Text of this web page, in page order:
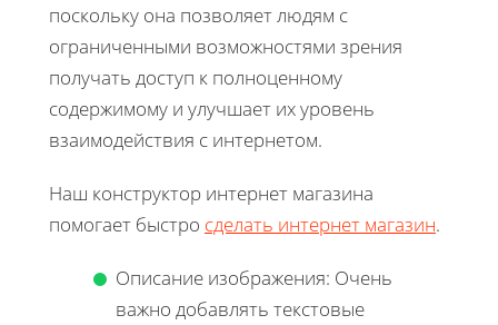
поскольку она позволяет людям с
ограниченными возможностями зрения
получать доступ к полноценному
содержимому и улучшает их уровень
взаимодействия с интернетом.
Наш конструктор интернет магазина
помогает быстро сделать интернет магазин.
Описание изображения: Очень
важно добавлять текстовые